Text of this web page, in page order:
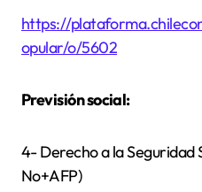
https://
opular/o/5602
Previsión social:
4- Derecho a la Seguridad
No+AFP)